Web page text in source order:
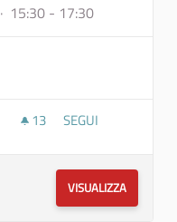
· 15:30 - 17:30
13 13 SOSTENITORI
SEGUI
VISUALIZZA